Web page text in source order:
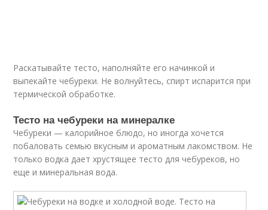
Раскатывайте тесто, наполняйте его начинкой и
выпекайте чебуреки. Не волнуйтесь, спирт испарится при
термической обработке.
Тесто на чебуреки на минералке
Чебуреки — калорийное блюдо, но иногда хочется
побаловать семью вкусным и ароматным лакомством. Не
только водка дает хрустящее тесто для чебуреков, но
еще и минеральная вода.